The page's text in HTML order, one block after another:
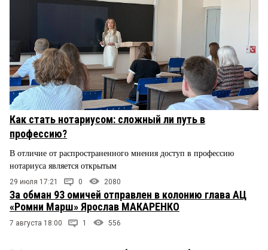
Как стать нотариусом: сложный ли путь в
профессию?
В отличие от распространенного мнения доступ в профессию
нотариуса является открытым
29 июля 17:21 0 2080
За обман 93 омичей отправлен в колонию глава АЦ
«Ромни Марш» Ярослав МАКАРЕНКО
7 августа 18:00 1 556